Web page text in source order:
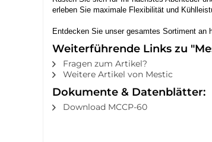
erleben Sie maximale Flexibilität und
Entdecken Sie unser gesamtes Sortiment an
Weiterführende Links zu
Fragen zum Artikel?
Weitere Artikel von Mestic
Dokumente & Datenblätter:
Download MCCP-60